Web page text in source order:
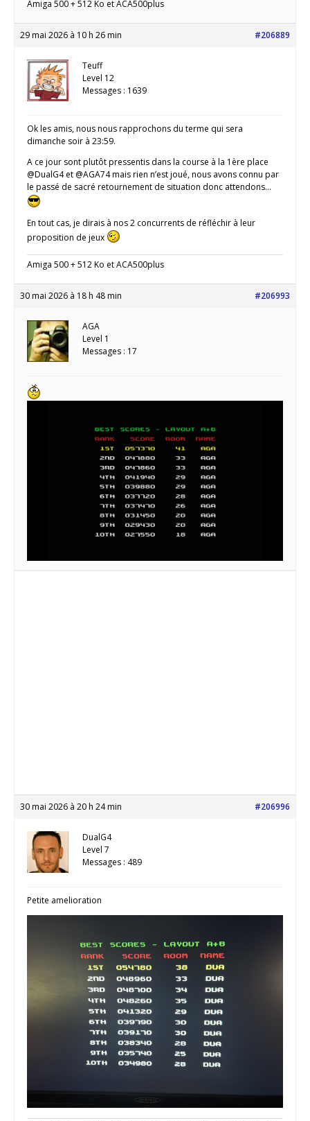
Amiga 500 + 512 Ko et ACA500plus
29 mai 2026 à 10 h 26 min #206889
Teuff
Level 12
Messages : 1639
Ok les amis, nous nous rapprochons du terme qui sera
dimanche soir à 23:59.
A ce jour sont plutôt pressentis dans la course à la 1ère place
@DualG4 et @AGA74 mais rien n’est joué, nous avons connu par
le passé de sacré retournement de situation donc attendons…
En tout cas, je dirais à nos 2 concurrents de réfléchir à leur
proposition de jeux
Amiga 500 + 512 Ko et ACA500plus
30 mai 2026 à 18 h 48 min #206993
AGA
Level 1
Messages : 17
30 mai 2026 à 20 h 24 min #206996
DualG4
Level 7
Messages : 489
Petite amelioration